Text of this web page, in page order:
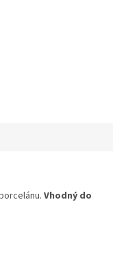
Vhodný do